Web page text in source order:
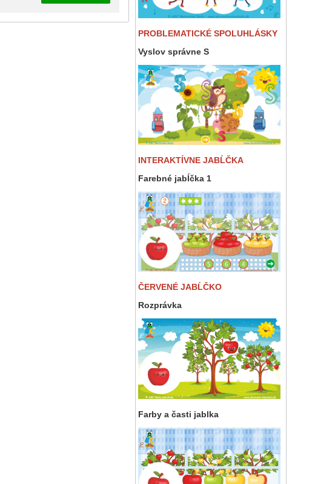
PROBLEMATICKÉ SPOLUHLÁSKY
Vyslov správne S
INTERAKTÍVNE JABĹČKA
Farebné jabĺčka 1
ČERVENÉ JABĹČKO
Rozprávka
Farby a časti jablka